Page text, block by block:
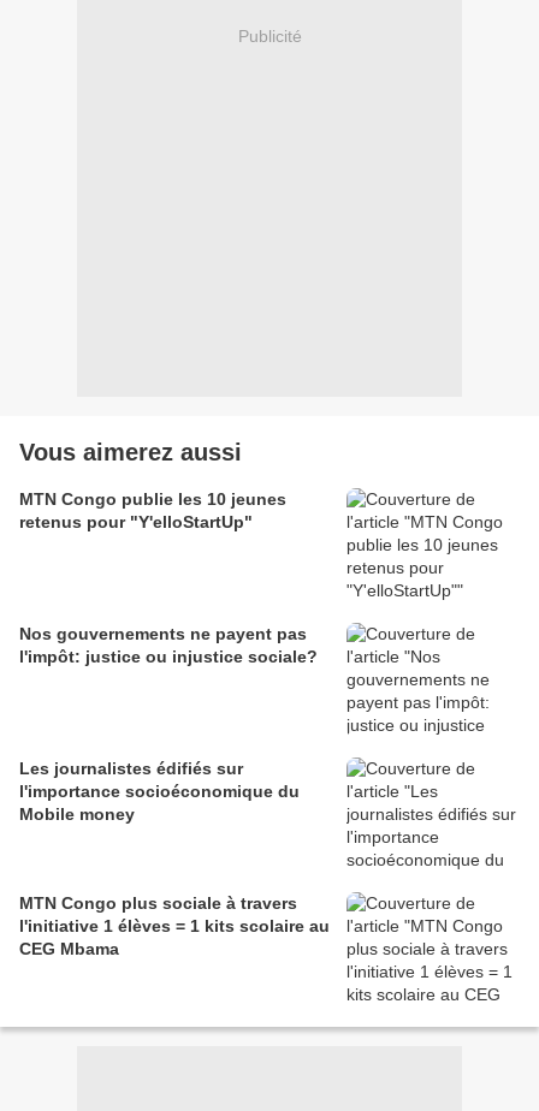
Publicité
Vous aimerez aussi
MTN Congo publie les 10 jeunes
retenus pour "Y'elloStartUp"
Nos gouvernements ne payent pas
l'impôt: justice ou injustice sociale?
Les journalistes édifiés sur
l'importance socioéconomique du
Mobile money
MTN Congo plus sociale à travers
l'initiative 1 élèves = 1 kits scolaire au
CEG Mbama